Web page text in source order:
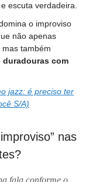
escuta verdadeira.
o improviso
não apenas
também
duradouras com
jazz: é preciso ter
S/A)
nas